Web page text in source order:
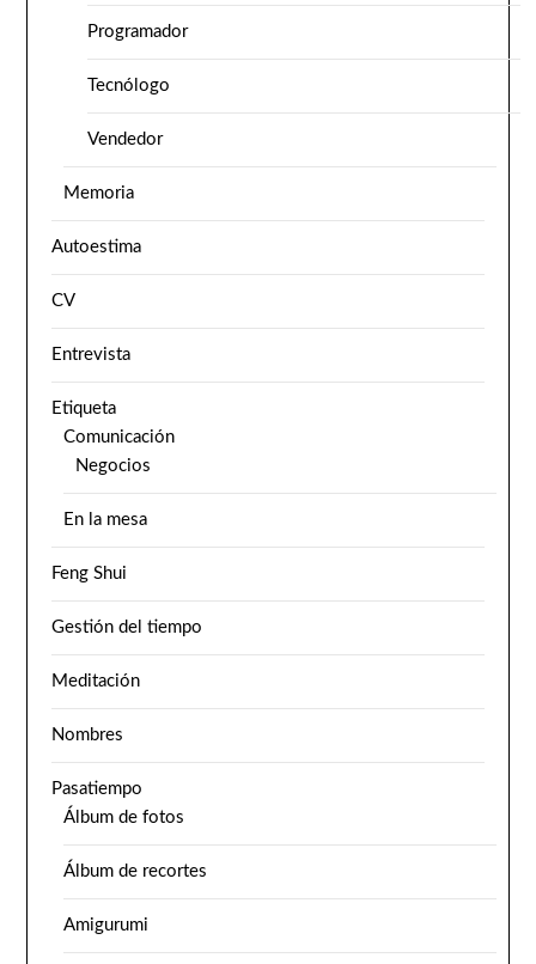
Programador
Tecnólogo
Vendedor
Memoria
Autoestima
CV
Entrevista
Etiqueta
Comunicación
Negocios
En la mesa
Feng Shui
Gestión del tiempo
Meditación
Nombres
Pasatiempo
Álbum de fotos
Álbum de recortes
Amigurumi